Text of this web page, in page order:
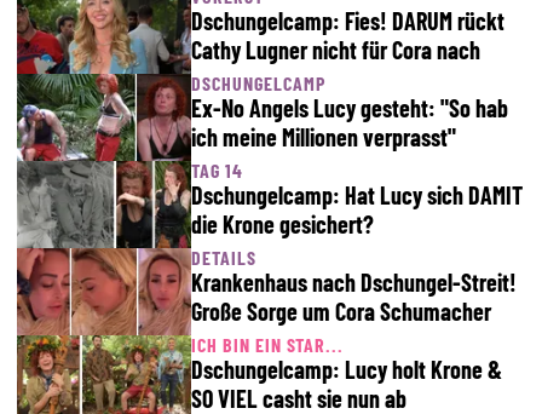
Dschungelcamp: Fies! DARUM rückt
Cathy Lugner nicht für Cora nach
DSCHUNGELCAMP
Ex-No Angels Lucy gesteht: "So hab
ich meine Millionen verprasst"
TAG 14
Dschungelcamp: Hat Lucy sich DAMIT
die Krone gesichert?
DETAILS
Krankenhaus nach Dschungel-Streit!
Große Sorge um Cora Schumacher
ICH BIN EIN STAR...
Dschungelcamp: Lucy holt Krone &
SO VIEL casht sie nun ab